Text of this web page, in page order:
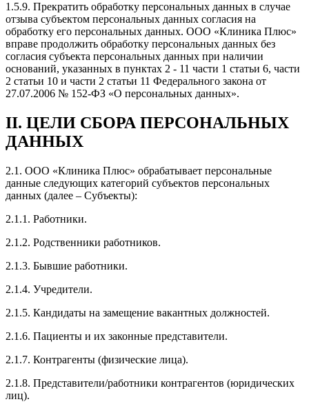
1.5.9. Прекратить обработку персональных данных в случае
отзыва субъектом персональных данных согласия на
обработку его персональных данных. ООО «Клиника Плюс»
вправе продолжить обработку персональных данных без
согласия субъекта персональных данных при наличии
оснований, указанных в пунктах 2 - 11 части 1 статьи 6, части
2 статьи 10 и части 2 статьи 11 Федерального закона от
27.07.2006 № 152-ФЗ «О персональных данных».
II. ЦЕЛИ СБОРА ПЕРСОНАЛЬНЫХ
ДАННЫХ
2.1. ООО «Клиника Плюс» обрабатывает персональные
данные следующих категорий субъектов персональных
данных (далее – Субъекты):
2.1.1. Работники.
2.1.2. Родственники работников.
2.1.3. Бывшие работники.
2.1.4. Учредители.
2.1.5. Кандидаты на замещение вакантных должностей.
2.1.6. Пациенты и их законные представители.
2.1.7. Контрагенты (физические лица).
2.1.8. Представители/работники контрагентов (юридических
лиц).